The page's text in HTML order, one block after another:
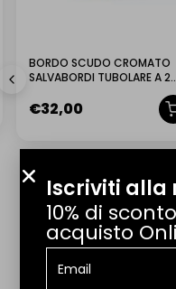
Consegniamo in tutta Italia.
QUANTO TEMPO CI VUOLE
IL PRODOTTO ARRIVA GIÀ
POSSO EFFETTUARE UN
BORDO SCUDO CROMATO
SALVABORDI TUBOLARE A 2
PEZZI VESPA 125 150 DAL
AL 1966 VNB VNA VBA VBB
€32,00
Iscriviti alla
10% di
acquisto